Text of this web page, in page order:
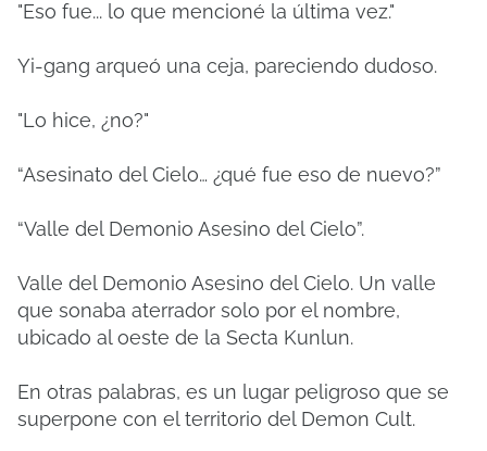
"Eso fue... lo que mencioné la última vez."
Yi-gang arqueó una ceja, pareciendo dudoso.
"Lo hice, ¿no?"
“Asesinato del Cielo… ¿qué fue eso de nuevo?”
“Valle del Demonio Asesino del Cielo”.
Valle del Demonio Asesino del Cielo. Un valle
que sonaba aterrador solo por el nombre,
ubicado al oeste de la Secta Kunlun.
En otras palabras, es un lugar peligroso que se
superpone con el territorio del Demon Cult.